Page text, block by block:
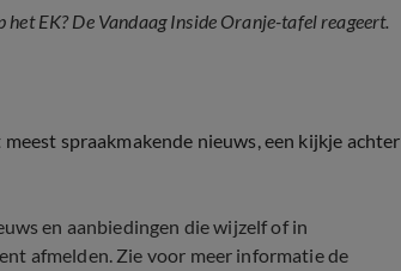
EK? De Vandaag Inside Oranje-tafel reageert.
spraakmakende nieuws, een kijkje achter
en aanbiedingen die wijzelf of in
afmelden. Zie voor meer informatie de